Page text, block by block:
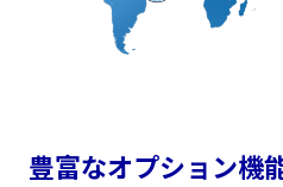
豊富なオプション機